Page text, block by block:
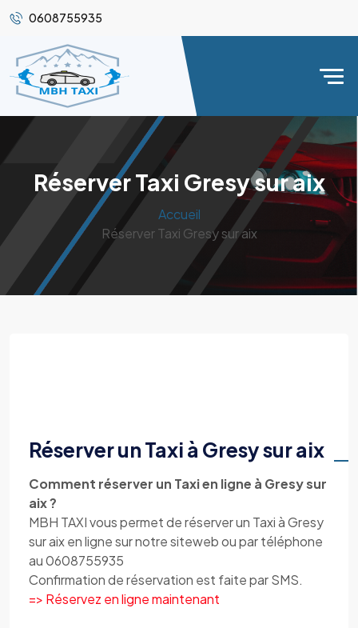
0608755935
Réserver Taxi Gresy sur aix
Accueil
Réserver Taxi Gresy sur aix
Réserver un Taxi à Gresy sur aix
Comment réserver un Taxi en ligne à Gresy sur
aix ?
MBH TAXI vous permet de réserver un Taxi à Gresy
sur aix en ligne sur notre siteweb ou par téléphone
au 0608755935
Confirmation de réservation est faite par SMS.
=> Réservez en ligne maintenant